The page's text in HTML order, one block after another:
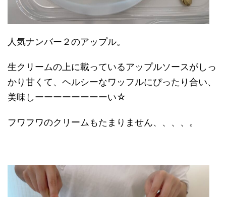
人気ナンバー２のアップル。
生クリームの上に載っているアップルソースがしっ
かり甘くて、ヘルシーなワッフルにぴったり合い、
美味しーーーーーーーーい☆
フワフワのクリームもたまりません、、、、。